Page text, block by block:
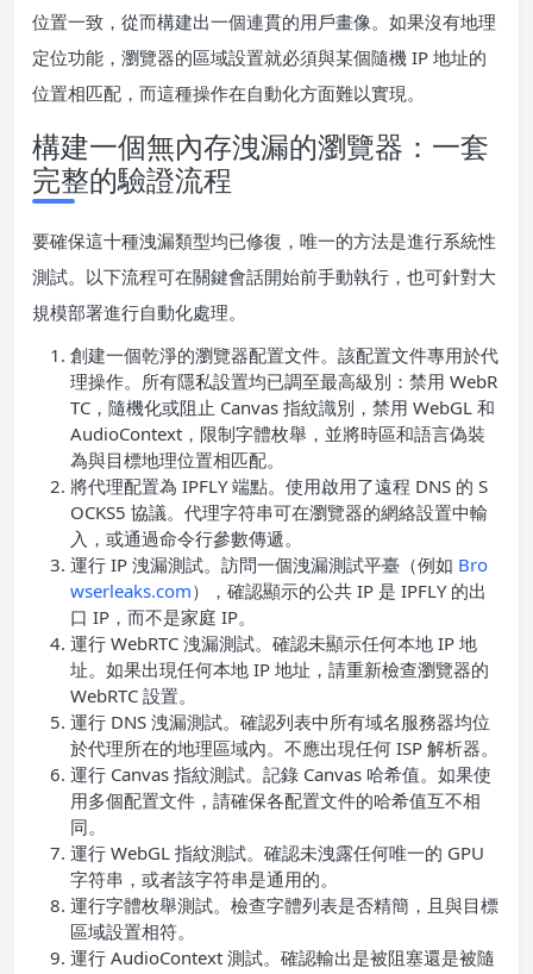
位置一致，從而構建出一個連貫的用戶畫像。如果沒有地理
定位功能，瀏覽器的區域設置就必須與某個隨機 IP 地址的
位置相匹配，而這種操作在自動化方面難以實現。
構建一個無內存洩漏的瀏覽器：一套
完整的驗證流程
要確保這十種洩漏類型均已修復，唯一的方法是進行系統性
測試。以下流程可在關鍵會話開始前手動執行，也可針對大
規模部署進行自動化處理。
創建一個乾淨的瀏覽器配置文件。該配置文件專用於代
理操作。所有隱私設置均已調至最高級別：禁用 WebR
TC，隨機化或阻止 Canvas 指紋識別，禁用 WebGL 和
AudioContext，限制字體枚舉，並將時區和語言偽裝
為與目標地理位置相匹配。
將代理配置為 IPFLY 端點。使用啟用了遠程 DNS 的 S
OCKS5 協議。代理字符串可在瀏覽器的網絡設置中輸
入，或通過命令行參數傳遞。
運行 IP 洩漏測試。訪問一個洩漏測試平臺（例如 Bro
wserleaks.com），確認顯示的公共 IP 是 IPFLY 的出
口 IP，而不是家庭 IP。
運行 WebRTC 洩漏測試。確認未顯示任何本地 IP 地
址。如果出現任何本地 IP 地址，請重新檢查瀏覽器的
WebRTC 設置。
運行 DNS 洩漏測試。確認列表中所有域名服務器均位
於代理所在的地理區域內。不應出現任何 ISP 解析器。
運行 Canvas 指紋測試。記錄 Canvas 哈希值。如果使
用多個配置文件，請確保各配置文件的哈希值互不相
同。
運行 WebGL 指紋測試。確認未洩露任何唯一的 GPU
字符串，或者該字符串是通用的。
運行字體枚舉測試。檢查字體列表是否精簡，且與目標
區域設置相符。
運行 AudioContext 測試。確認輸出是被阻塞還是被隨